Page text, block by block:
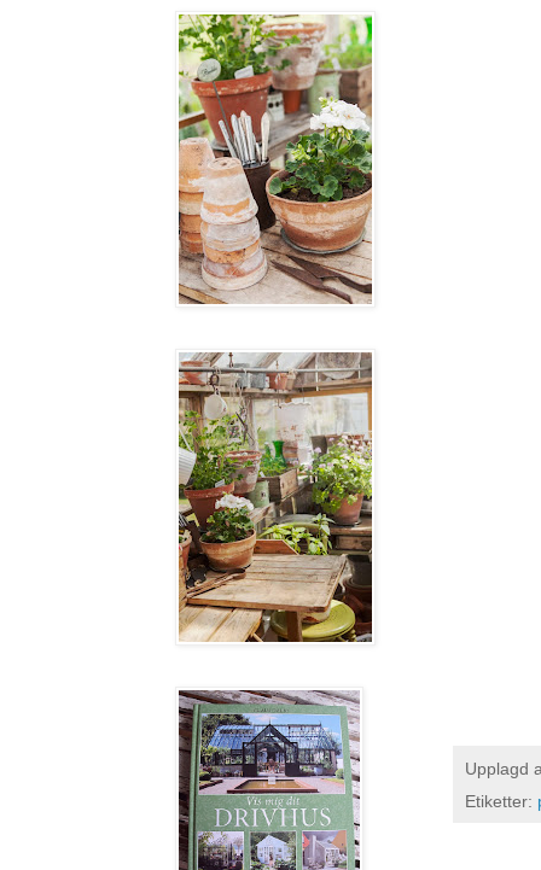
Upplagd
Etiketter: